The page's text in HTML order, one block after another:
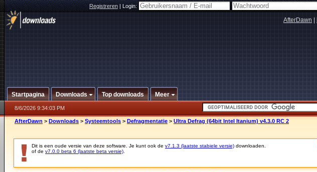
Registreren|Login:
AfterDawn
Startpagina Downloads Top downloads Meer
8/6/2026 9:34:03 PM
AfterDawn > Downloads > Systeemtools > Defragmentatie > Ultra Defrag (64bit Intel Itanium) v4.3.0 RC 2
Dit is een oude versie van deze software. Je kunt ook de v7.1.3 (laatste stabiele versie) downloaden.
of de v7.0.0 beta 6 (laatste beta versie)